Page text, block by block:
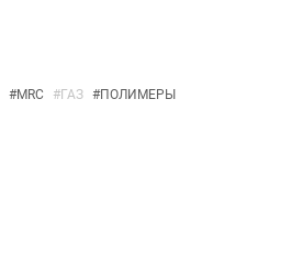
#MRC #ГАЗ #ПОЛИМЕРЫ